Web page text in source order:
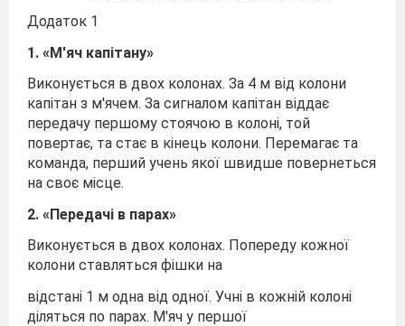
Додаток 1
1. «М'яч капітану»
Виконується в двох колонах. За 4 м від колони
капітан з м'ячем. За сигналом капітан віддає
передачу першому стоячою в колоні, той
повертає, та стає в кінець колони. Перемагає та
команда, перший учень якої швидше повернеться
на своє місце.
2. «Передачі в парах»
Виконується в двох колонах. Попереду кожної
колони ставляться фішки на
відстані 1 м одна від одної. Учні в кожній колоні
діляться по парах. М'яч у першої